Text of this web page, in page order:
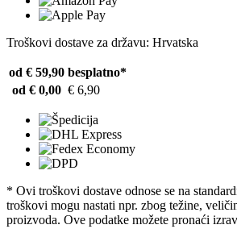
Troškovi dostave za državu: Hrvatska
od € 59,90 besplatno*
od € 0,00 € 6,90
* Ovi troškovi dostave odnose se na
troškovi mogu nastati npr. zbog težine,
proizvoda. Ove podatke možete pronaći